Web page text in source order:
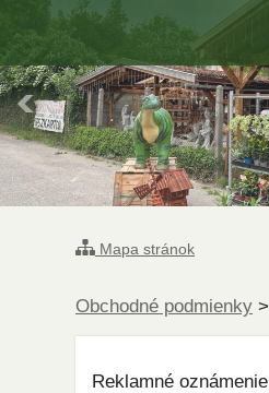
Mapa stránok
Obchodné podmienky >
Reklamné oznámenie